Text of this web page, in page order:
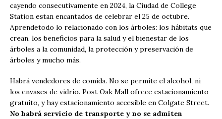
cayendo consecutivamente en 2024, la Ciudad de College
Station estan encantados de celebrar el 25 de octubre.
Aprendetodo lo relacionado con los árboles: los hábitats que
crean, los beneficios para la salud y el bienestar de los
árboles a la comunidad, la protección y preservación de
árboles y mucho más.
Habrá vendedores de comida. No se permite el alcohol, ni
los envases de vidrio. Post Oak Mall ofrece estacionamiento
gratuito, y hay estacionamiento accesible en Colgate Street.
No habrá servicio de transporte y no se admiten